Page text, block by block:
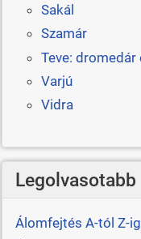
Sakál
Szamár
Teve: dromedár
Varjú
Vidra
Álomfejtés A-tól Z-ig